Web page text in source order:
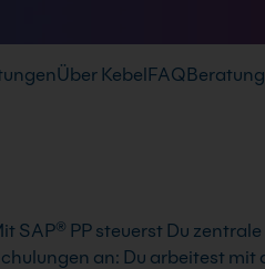
Über KebelFAQBeratung
SAP® PP steuerst Du
an: Du arbeitest